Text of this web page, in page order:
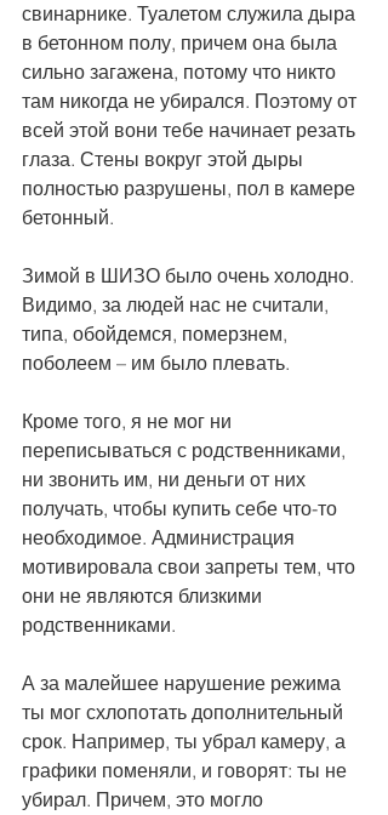
свинарнике. Туалетом служила дыра
в бетонном полу, причем она была
сильно загажена, потому что никто
там никогда не убирался. Поэтому от
всей этой вони тебе начинает резать
глаза. Стены вокруг этой дыры
полностью разрушены, пол в камере
бетонный.
Зимой в ШИЗО было очень холодно.
Видимо, за людей нас не считали,
типа, обойдемся, померзнем,
поболеем – им было плевать.
Кроме того, я не мог ни
переписываться с родственниками,
ни звонить им, ни деньги от них
получать, чтобы купить себе что-то
необходимое. Администрация
мотивировала свои запреты тем, что
они не являются близкими
родственниками.
А за малейшее нарушение режима
ты мог схлопотать дополнительный
срок. Например, ты убрал камеру, а
графики поменяли, и говорят: ты не
убирал. Причем, это могло